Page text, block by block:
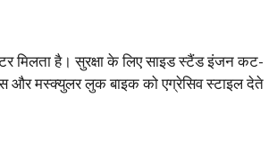
है। सुरक्षा के लिए साइड स्टैंड इंजन कट-
और मस्क्युलर लुक बाइक को एग्रेसिव स्टाइल देते